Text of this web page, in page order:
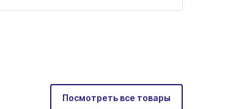
Посмотреть все товары